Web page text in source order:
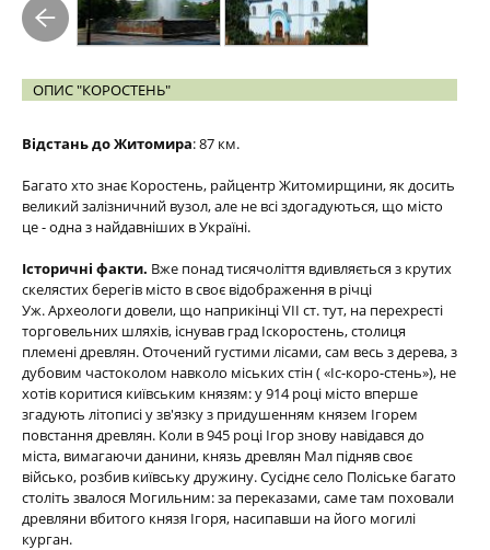
ОПИС "КОРОСТЕНЬ"
Відстань до Житомира: 87 км.
Багато хто знає Коростень, райцентр Житомирщини, як досить
великий залізничний вузол, але не всі здогадуються, що місто
це - одна з найдавніших в Україні.
Історичні факти. Вже понад тисячоліття вдивляється з крутих
скелястих берегів місто в своє відображення в річці
Уж. Археологи довели, що наприкінці VII ст. тут, на перехресті
торговельних шляхів, існував град Іскоростень, столиця
племені древлян. Оточений густими лісами, сам весь з дерева, з
дубовим частоколом навколо міських стін ( «Іс-коро-стень»), не
хотів коритися київським князям: у 914 році місто вперше
згадують літописі у зв'язку з придушенням князем Ігорем
повстання древлян. Коли в 945 році Ігор знову навідався до
міста, вимагаючи данини, князь древлян Мал підняв своє
військо, розбив київську дружину. Сусіднє село Поліське багато
століть звалося Могильним: за переказами, саме там поховали
древляни вбитого князя Ігоря, насипавши на його могилі
курган.